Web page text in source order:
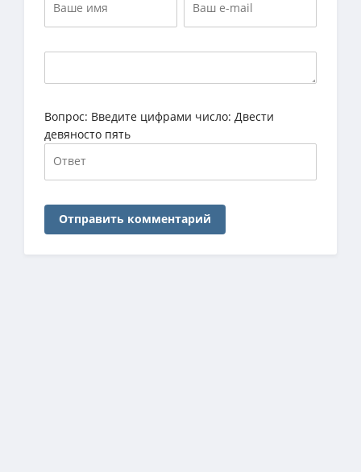
Вопрос: Введите цифрами число: Двести
девяносто пять
Отправить комментарий